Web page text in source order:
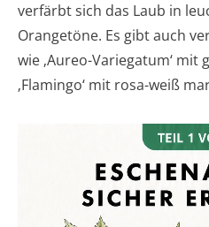
verfärbt sich das Laub in
Orangetöne. Es gibt auch
wie ‚Aureo-Variegatum‘
‚Flamingo‘ mit rosa-weiß